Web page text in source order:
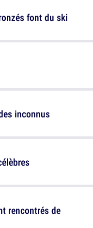
font du ski
inconnus
rencontrés de